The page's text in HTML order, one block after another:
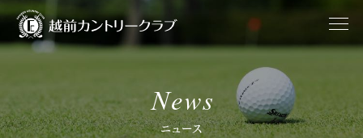
News
ニュース